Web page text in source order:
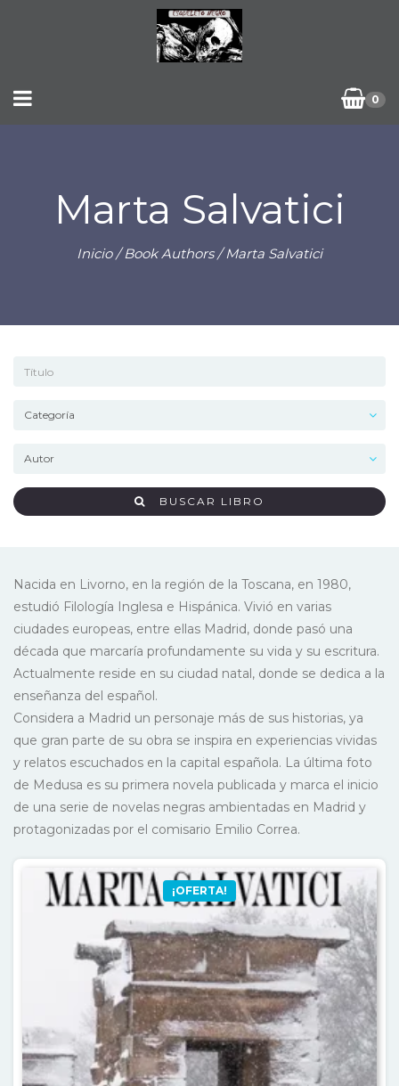
0
Marta Salvatici
Inicio/ Book Authors / Marta Salvatici
BUSCAR LIBRO
Nacida en Livorno, en la región de la Toscana, en 1980,
estudió Filología Inglesa e Hispánica. Vivió en varias
ciudades europeas, entre ellas Madrid, donde pasó una
década que marcaría profundamente su vida y su escritura.
Actualmente reside en su ciudad natal, donde se dedica a la
enseñanza del español.
Considera a Madrid un personaje más de sus historias, ya
que gran parte de su obra se inspira en experiencias vividas
y relatos escuchados en la capital española. La última foto
de Medusa es su primera novela publicada y marca el inicio
de una serie de novelas negras ambientadas en Madrid y
protagonizadas por el comisario Emilio Correa.
¡OFERTA!